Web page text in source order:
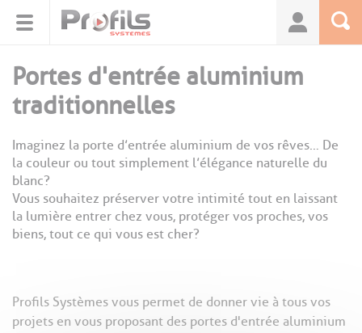
Portes d'entrée aluminium
traditionnelles
Imaginez la porte d’entrée aluminium de vos rêves… De
la couleur ou tout simplement l’élégance naturelle du
blanc?
Vous souhaitez préserver votre intimité tout en laissant
la lumière entrer chez vous, protéger vos proches, vos
biens, tout ce qui vous est cher?
Profils Systèmes vous permet de donner vie à tous vos
projets en vous proposant des portes d'entrée aluminium
Panneau de gestion des cookies